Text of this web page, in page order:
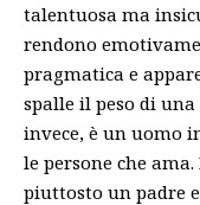
talentuosa ma
rendono
pragmatica e
spalle il peso di
invece, è un uomo
le persone che
piuttosto un padre